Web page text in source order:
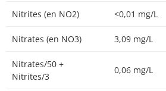
Nitrites (en NO2) <0,01 mg/L
Nitrates (en NO3) 3,09 mg/L
Nitrates/50 +
Nitrites/3
0,06 mg/L